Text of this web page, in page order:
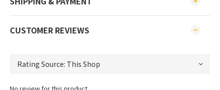
CUSTOMER REVIEWS
No review for this product